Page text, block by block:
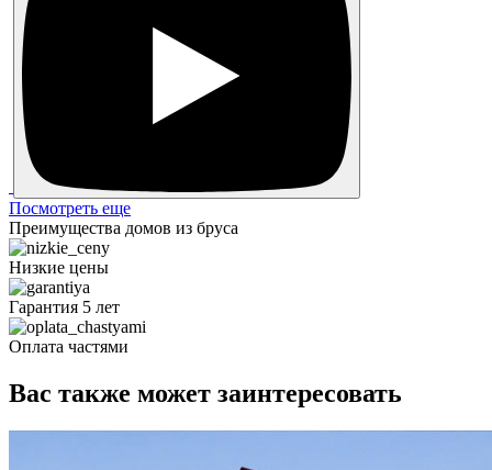
Посмотреть еще
Преимущества домов из бруса
Низкие цены
Гарантия 5 лет
Оплата частями
Вас также может заинтересовать